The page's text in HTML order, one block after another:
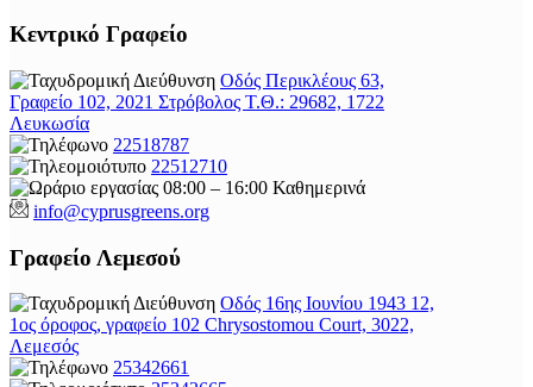
Κεντρικό Γραφείο
Οδός Περικλέους 63,
Γραφείο 102, 2021 Στρόβολος Τ.Θ.: 29682, 1722
Λευκωσία
22518787
22512710
08:00 – 16:00 Καθημερινά
info@cyprusgreens.org
Γραφείο Λεμεσού
Οδός 16ης Ιουνίου 1943 12,
1ος όροφος, γραφείο 102 Chrysostomou Court, 3022,
Λεμεσός
25342661